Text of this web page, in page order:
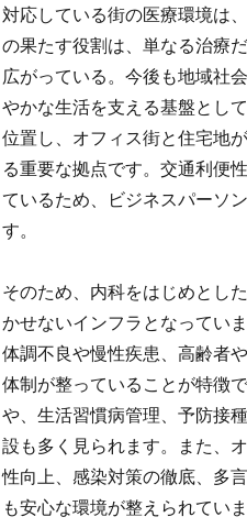
対応している街の医療環境は
の果たす役割は、単なる治療
広がっている。今後も地域社
やかな生活を支える基盤とし
位置し、オフィス街と住宅地
る重要な拠点です。交通利便
ているため、ビジネスパーソ
す。
そのため、内科をはじめとし
かせないインフラとなってい
体調不良や慢性疾患、高齢者
体制が整っていることが特徴
や、生活習慣病管理、予防接
設も多く見られます。また、
性向上、感染対策の徹底、多
も安心な環境が整えられてい